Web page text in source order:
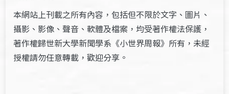
本網站上刊載之所有內容，包括但不限於文字、圖片、
攝影、影像、聲音、軟體及檔案，均受著作權法保護，
著作權歸世新大學新聞學系《小世界周報》所有，未經
授權請勿任意轉載，歡迎分享。